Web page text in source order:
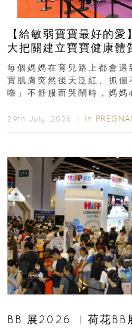
【給敏弱寶寶最好的
大把關建立寶寶健康體
每個媽媽在育兒路上都會
寶肌膚突然後天泛紅、抓
嚕」不舒服而哭鬧時，媽
29th July, 2026 ｜ In
BB 展2026 ︳荷花BB